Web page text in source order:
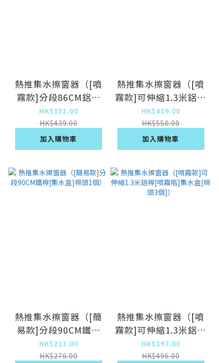
熱推集水擦窗器（[噴
霧款]分段86CM鋁桿
[噴霧瓶]集水盒[棉頭3
個]）
HK$351.00
HK$439.00
加入購物車
熱推集水擦窗器（[噴
霧款]可伸縮1.3米鋁桿
[噴霧瓶]集水盒[棉頭5
個]）
HK$439.00
HK$550.00
加入購物車
熱推集水擦窗器（[簡
易款]分段90CM鐵桿
[集水盒]棉頭1個）
HK$221.00
HK$276.00
熱推集水擦窗器（[噴
霧款]可伸縮1.3米鋁桿
[噴霧瓶]集水盒[棉頭3
個]）
HK$397.00
HK$496.00